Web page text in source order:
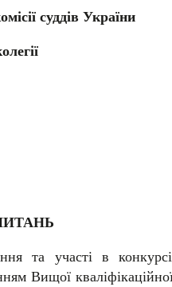
суддів України
та участі в
Вищої